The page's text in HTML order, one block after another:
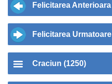
Felicitarea Anterioara
Felicitarea Urmatoare
Craciun (1250)